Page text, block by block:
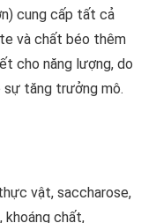
cung cấp tất cả
và chất béo thêm
cho năng lượng, do
tăng trưởng mô.
vật, saccharose,
khoáng chất,